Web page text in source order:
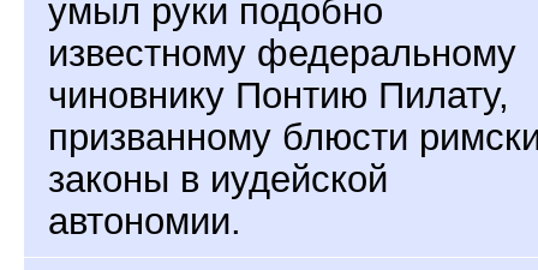
умыл руки подобно
известному федеральному
чиновнику Понтию Пилату,
призванному блюсти
законы в иудейской
автономии.